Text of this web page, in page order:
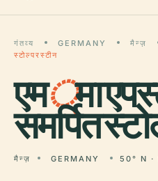
गंतव्य GERMANY मैन्ज़
स्टोल्परस्टीन
एम्मा
समर्पित
मैन्ज़ GERMANY 50° N ·